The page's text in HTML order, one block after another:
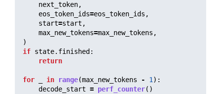
next_token,
eos_token_ids=eos_token_ids ,
start=start ,
max_new_tokens=max_new_tokens ,
)
if state. finished :
return
for in range(max_new_tokens - 1):
decode_start = perf_counter()